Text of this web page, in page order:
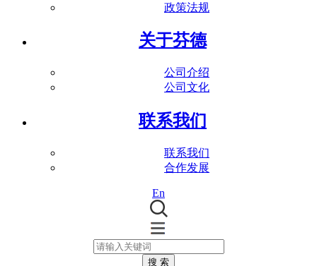
政策法规
关于芬德
公司介绍
公司文化
联系我们
联系我们
合作发展
En
搜 索